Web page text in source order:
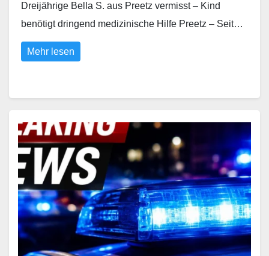
Dreijährige Bella S. aus Preetz vermisst – Kind
benötigt dringend medizinische Hilfe Preetz – Seit…
Mehr lesen